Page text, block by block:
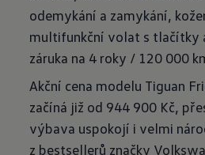
odemykání a zamykání,
multifunkční volat s tlačítky
záruka na 4 roky / 120 000
Akční cena modelu Tiguan
začíná již od 944 900 Kč,
výbava uspokojí i velmi
z bestsellerů značky